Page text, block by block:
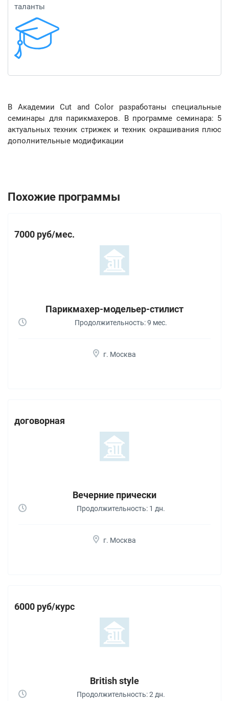
таланты
В Академии Cut and Color разработаны специальные
семинары для парикмахеров. В программе семинара: 5
актуальных техник стрижек и техник окрашивания плюс
дополнительные модификации
Похожие программы
7000 руб/мес.
Парикмахер-модельер-стилист
Продолжительность: 9 мес.
г. Москва
договорная
Вечерние прически
Продолжительность: 1 дн.
г. Москва
6000 руб/курс
British style
Продолжительность: 2 дн.